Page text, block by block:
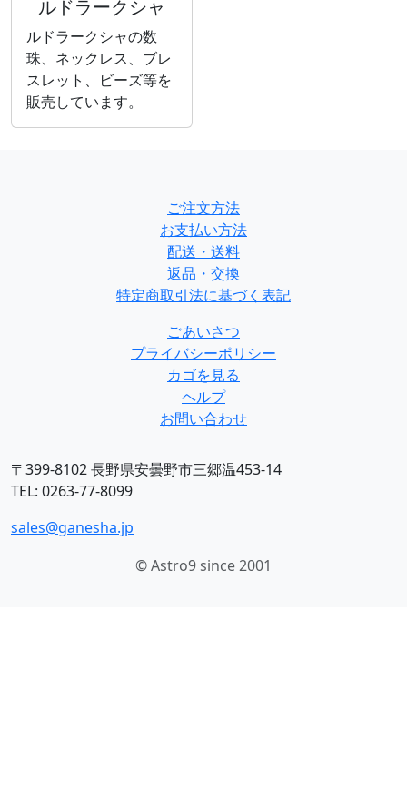
ルドラークシャ
ルドラークシャの数
珠、ネックレス、ブレ
スレット、ビーズ等を
販売しています。
ご注文方法
お支払い方法
配送・送料
返品・交換
特定商取引法に基づく表記
ごあいさつ
プライバシーポリシー
カゴを見る
ヘルプ
お問い合わせ
〒399-8102 長野県安曇野市三郷温453-14
TEL: 0263-77-8099
sales@ganesha.jp
© Astro9 since 2001